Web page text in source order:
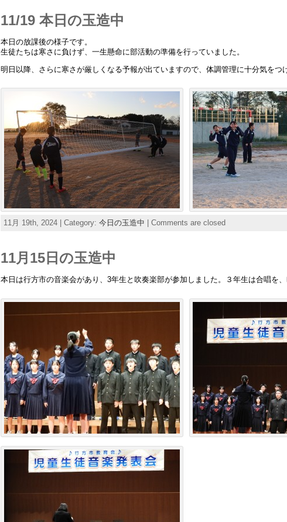
11/19 本日の玉造中
本日の放課後の様子です。
生徒たちは寒さに負けず、一生懸命に部活動の準備を行っていました。
明日以降、さらに寒さが厳しくなる予報が出ていますので、体調管理に十分気をつ
11月 19th, 2024 | Category: 今日の玉造中 Comments are closed
11月15日の玉造中
本日は行方市の音楽会があり、3年生と吹奏楽部が参加しました。３年生は合唱を